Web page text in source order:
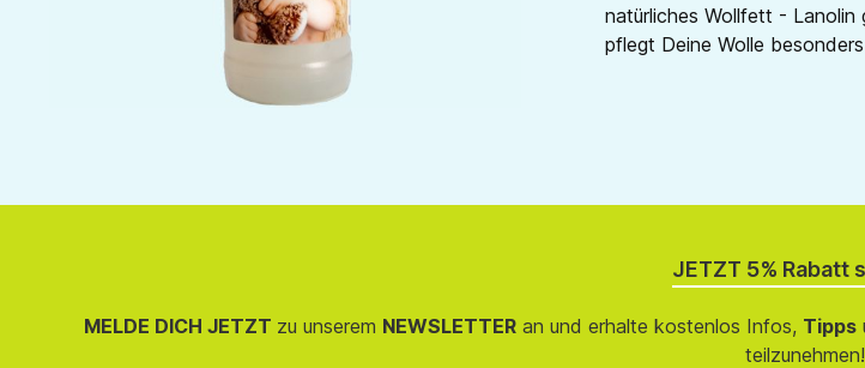
natürliches Wollfett - Lanolin
pflegt Deine Wolle
JETZT 5% Rabatt
MELDE DICH JETZT zu unserem NEWSLETTERan und erhalte kostenlos Infos, Tipps
teilzunehmen!